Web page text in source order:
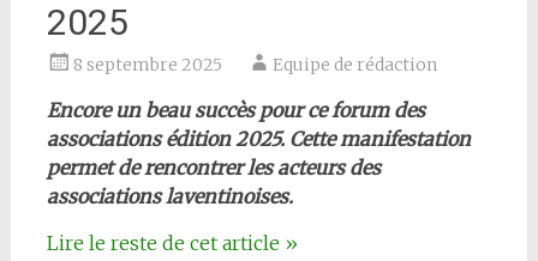
2025
8 septembre 2025 Equipe de rédaction
Encore un beau succès pour ce forum des
associations édition 2025. Cette manifestation
permet de rencontrer les acteurs des
associations laventinoises.
Lire le reste de cet article »